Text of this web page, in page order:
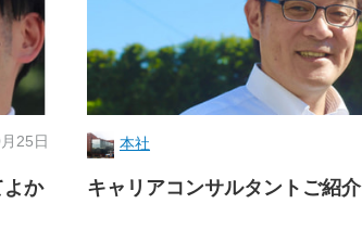
25日
よか
本社
キャリアコンサルタントご紹介